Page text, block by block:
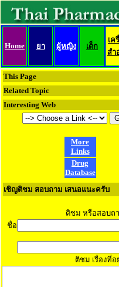
Home ยา ผู้หญิง เด็ก
เค
สำ
This Page
Related Topic
Interesting Web
More
Links
Drug
Database
เชิญติชม สอบถาม เสนอแนะครับ
ติชม หรือสอบถ
ชื่อ
ติชม เรื่องที่